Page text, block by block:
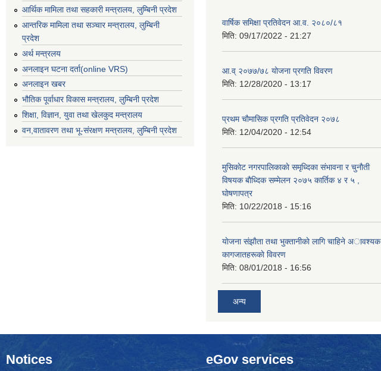
आर्थिक मामिला तथा सहकारी मन्त्रालय, लुम्बिनी प्रदेश
आन्तरिक मामिला तथा सञ्चार मन्त्रालय, लुम्बिनी
प्रदेश
अर्थ मन्त्रलय
अनलाइन घटना दर्ता(online VRS)
अनलाइन खबर
भौतिक पूर्वाधार विकास मन्त्रालय, लुम्बिनी प्रदेश
शिक्षा, विज्ञान, युवा तथा खेलकुद मन्‍‍त्रालय
वन,वातावरण तथा भू-संरक्षण मन्त्रालय, लुम्बिनी प्रदेश
वार्षिक समिक्षा प्रतिवेदन आ.व. २०८०/८१
मिति: 09/17/2022 - 21:27
आ.व् २०७७/७८ योजना प्रगति विवरण
मिति: 12/28/2020 - 13:17
प्रथम चाैमासिक प्रगति प्रतिवेदन २०७८
मिति: 12/04/2020 - 12:54
मुसिकाेट नगरपालिकाकाे समृध्दिका संभावना र चुनाैती
विषयक बाैध्दिक सम्मेलन २०७५ कार्तिक ४ र ५ ,
घाेषणापत्र
मिति: 10/22/2018 - 15:16
याेजना संझाैता तथा भुक्तानीकाे लागि चाहिने अावश्यक
कागजातहरूकाे विवरण
मिति: 08/01/2018 - 16:56
अन्य
Notices eGov services